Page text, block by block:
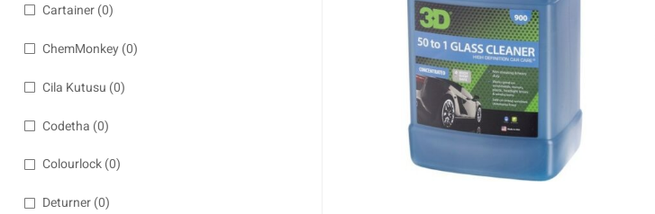
Cartainer(0)
ChemMonkey (0)
Cila Kutusu (0)
Codetha (0)
Colourlock(0)
Deturner(0)